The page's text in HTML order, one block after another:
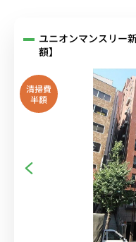
ユニオンマンスリー
額】
清掃費
半額